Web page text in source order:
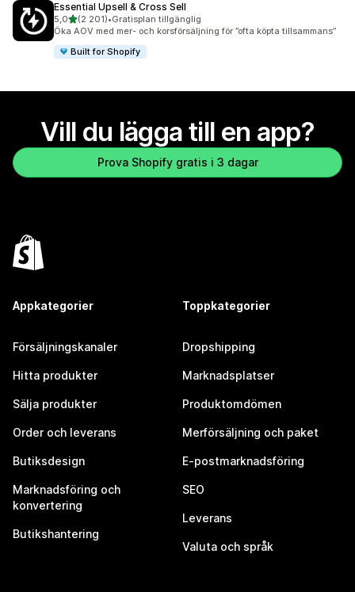
Essential Upsell & Cross Sell
5,0av 5 stjärnor
(2 201)
2201 recensioner totalt
•Gratisplan tillgänglig
Öka AOV med mer- och korsförsäljning för ”ofta köpta tillsammans”
Built for Shopify
Vill du lägga till en app?
Prova Shopify gratis i 3 dagar
Appkategorier
Försäljningskanaler
Hitta produkter
Sälja produkter
Order och leverans
Butiksdesign
Marknadsföring och
konvertering
Butikshantering
Toppkategorier
Dropshipping
Marknadsplatser
Produktomdömen
Merförsäljning och paket
E-postmarknadsföring
SEO
Leverans
Valuta och språk